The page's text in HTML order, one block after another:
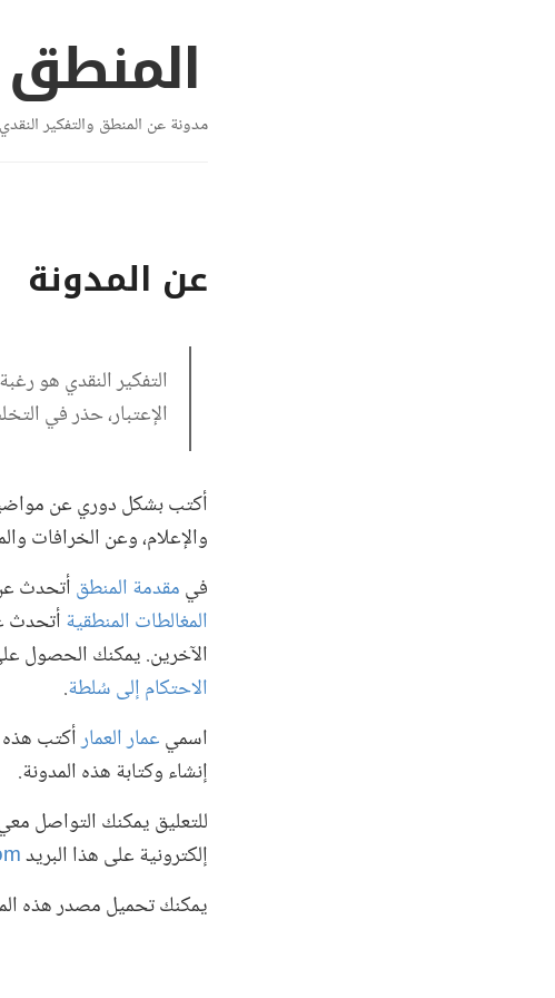
المنطق
مدونة عن المنطق والتفكير النقدي
عن المدونة
التفكير النقدي هو
الإعتبار، حذر في
أكتب بشكل دوري عن مواضيع
والإعلام، وعن الخرافات
فيمقدمة المنطقأتحدث
المغالطات المنطقيةأتحدث
الآخرين. يمكنك الحصول
الاحتكام إلى سُلطة.
اسميعمار العمارأكتب هذه
إنشاء وكتابة هذه المدونة.
للتعليق يمكنك التواصل
إلكترونية على هذا البريد
يمكنك تحميل مصدر هذه